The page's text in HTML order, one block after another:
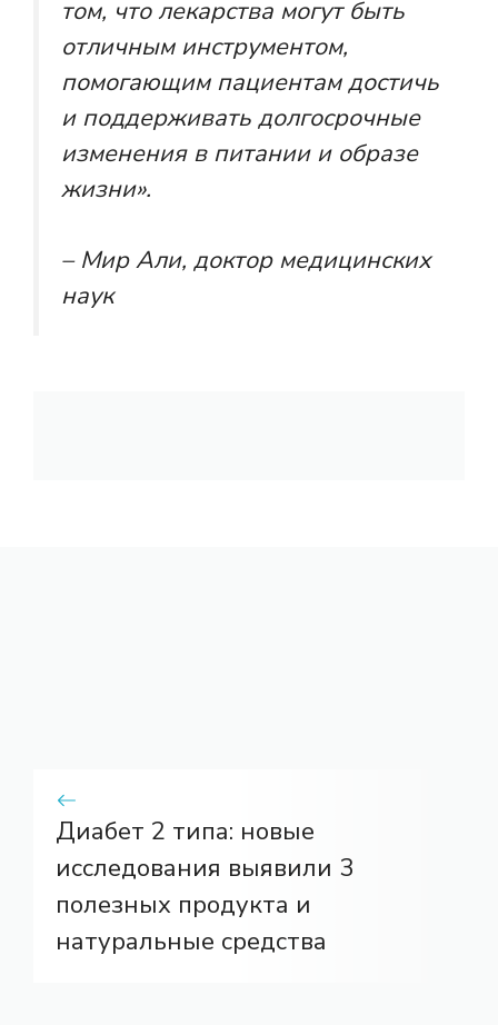
том, что лекарства могут быть
отличным инструментом,
помогающим пациентам достичь
и поддерживать долгосрочные
изменения в питании и образе
жизни».
– Мир Али, доктор медицинских
наук
Диабет 2 типа: новые
исследования выявили 3
полезных продукта и
натуральные средства